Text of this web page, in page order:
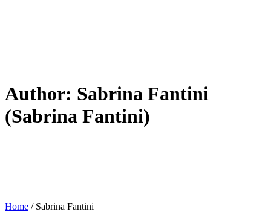
Author: Sabrina Fantini
(Sabrina Fantini)
Home / Sabrina Fantini